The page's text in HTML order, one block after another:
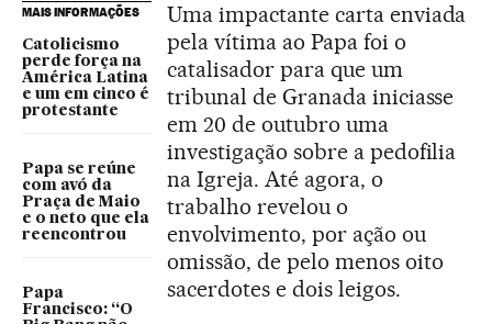
MAIS INFORMAÇÕES
Catolicismo
perde força na
América Latina
e um em cinco é
protestante
Papa se reúne
com avó da
Praça de Maio
e o neto que ela
reencontrou
Papa
Francisco: “O
Uma impactante carta enviada
pela vítima ao Papa foi o
catalisador para que um
tribunal de Granada iniciasse
em 20 de outubro uma
investigação sobre a pedofilia
na Igreja. Até agora, o
trabalho revelou o
envolvimento, por ação ou
omissão, de pelo menos oito
sacerdotes e dois leigos.